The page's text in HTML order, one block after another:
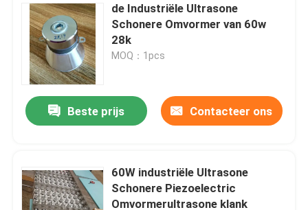
de Industriële Ultrasone
Schonere Omvormer van 60w
28k
MOQ：1pcs
Beste prijs Contacteer ons
60W industriële Ultrasone
Schonere Piezoelectric
Omvormerultrasone klank